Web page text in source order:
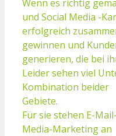
Wenn es richtig
und Social Media -
erfolgreich
gewinnen und
generieren, die bei
Leider sehen viel
Kombination beider
Gebiete.
Für sie stehen E-
Media-Marketing an